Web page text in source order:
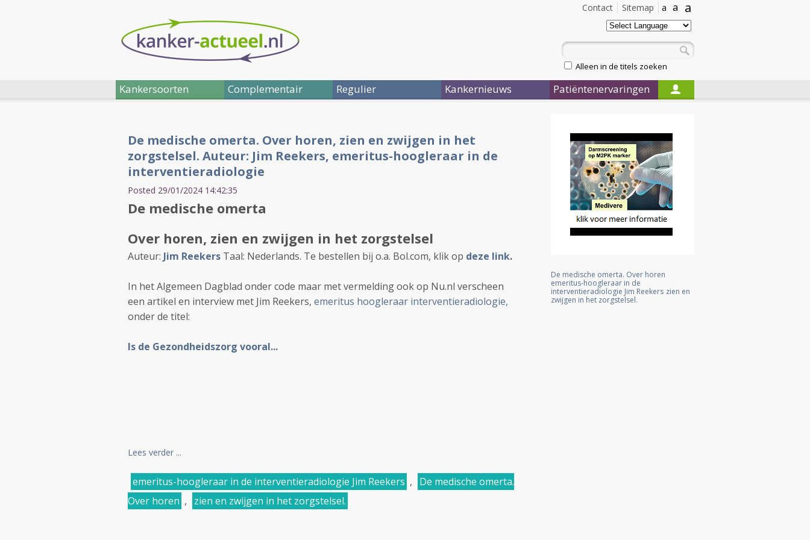
a
a
a
Sitemap
Contact
Alleen in de titels zoeken
Kankersoorten Complementair Regulier Kankernieuws Patiëntenervaringen
De medische omerta. Over horen, zien en zwijgen in het
zorgstelsel. Auteur: Jim Reekers, emeritus-hoogleraar in de
interventieradiologie
Posted 29/01/2024 14:42:35
De medische omerta
Over horen, zien en zwijgen in het zorgstelsel
Auteur: Jim Reekers Taal: Nederlands. Te bestellen bij o.a. Bol.com, klik op deze link.
In het Algemeen Dagblad onder code maar met vermelding ook op Nu.nl verscheen
een artikel en interview met Jim Reekers, emeritus hoogleraar interventieradiologie,
onder de titel:
Is de Gezondheidszorg vooral...
Lees verder ...
emeritus-hoogleraar in de interventieradiologie Jim Reekers ,
De medische omerta.
Over horen , zien en zwijgen in het zorgstelsel.
De medische omerta. Over horen
emeritus-hoogleraar in de
interventieradiologie Jim Reekers zien en
zwijgen in het zorgstelsel.